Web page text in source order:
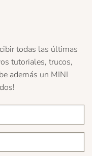
todas las últimas
tutoriales, trucos,
además un MINI